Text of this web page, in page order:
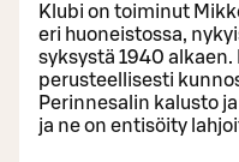
Klubi on toiminut
eri huoneistossa,
syksystä 1940
perusteellisesti
Perinnesalin kalusto
ja ne on entisöity